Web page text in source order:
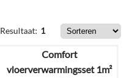
Resultaat: 1
Comfort
vloerverwarmingsset 1m²